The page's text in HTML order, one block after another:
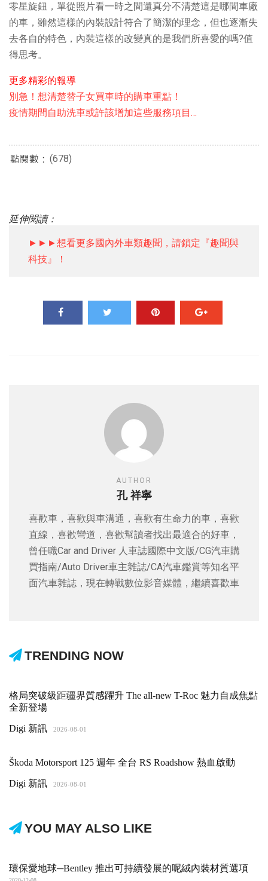
零星旋鈕，單從照片看一時之間還真分不清楚這是哪間車廠
的車，雖然這樣的內裝設計符合了簡潔的理念，但也逐漸失
去各自的特色，內裝這樣的改變真的是我們所喜愛的嗎?值
得思考。
更多精彩的報導
別急！想清楚替子女買車時的購車重點！
疫情期間自助洗車或許該增加這些服務項目…
(678)
延伸閱讀：
►►►想看更多國內外車類趣聞，請鎖定『趣聞與
科技』！
AUTHOR
孔 祥寧
喜歡車，喜歡與車溝通，喜歡有生命力的車，喜歡
直線，喜歡彎道，喜歡幫讀者找出最適合的好車，
曾任職Car and Driver 人車誌國際中文版/CG汽車購
買指南/Auto Driver車主雜誌/CA汽車鑑賞等知名平
面汽車雜誌，現在轉戰數位影音媒體，繼續喜歡車
TRENDING NOW
格局突破級距疆界質感躍升 The all-new T-Roc 魅力自成焦點
全新登場
Digi 新訊 2026-08-01
Škoda Motorsport 125 週年 全台 RS Roadshow 熱血啟動
Digi 新訊 2026-08-01
YOU MAY ALSO LIKE
環保愛地球─Bentley 推出可持續發展的呢絨內裝材質選項